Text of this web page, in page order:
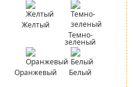
Желтый
Темно-
зеленый
Оранжевый Белый